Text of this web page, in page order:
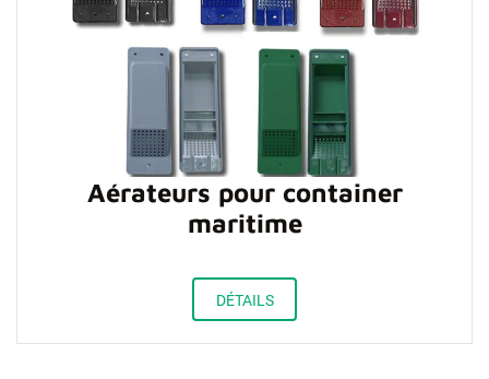
Aérateurs pour container
maritime
DÉTAILS